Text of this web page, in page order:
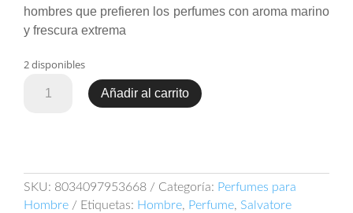
hombres que prefieren los perfumes con aroma marino
y frescura extrema
2 disponibles
Ferragamo
EDT
cantidad
Añadir al carrito
SKU: 8034097953668 Categoría: Perfumes para
Hombre
Etiquetas: Hombre, Perfume, Salvatore